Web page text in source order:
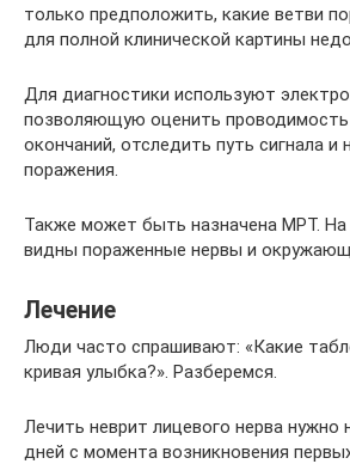
только предположить, какие ветви
для полной клинической картины
Для диагностики используют
позволяющую оценить
окончаний, отследить путь сигнала и
поражения.
Также может быть назначена МРТ. На
видны пораженные нервы и
Лечение
Люди часто спрашивают: «Какие
кривая улыбка?». Разберемся.
Лечить неврит лицевого нерва нужно
дней с момента возникновения